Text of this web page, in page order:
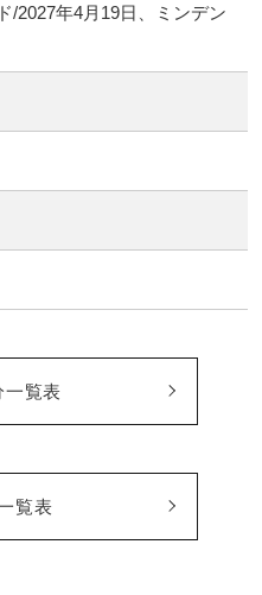
/2027年4月19日、ミンデン
一覧表
覧表